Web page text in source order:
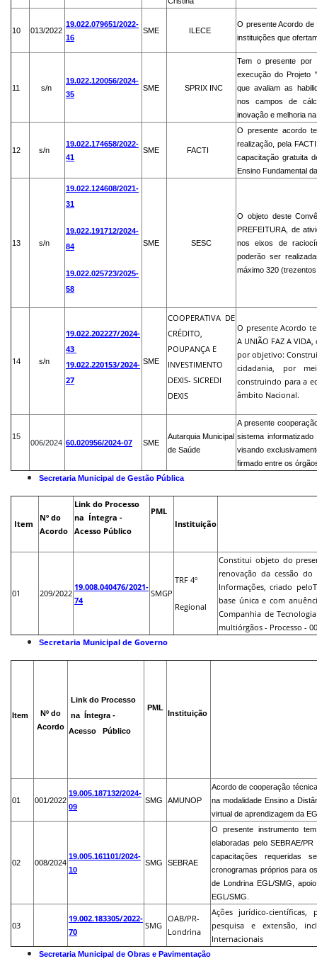
10 013/2022
19.022.079651/2022-
16
SME ILECE
O presente Acordo
instituições que
11 s/n
19.022.120056/2024-
35
SME SPRIX INC
Tem o presente por
execução do Projeto
que avaliam as
nos campos de
inovação e melhoria
12 s/n
19.022.174658/2022-
41
SME FACTI
O presente acordo
realização, pela
capacitação gratuita
Ensino Fundamental
13 s/n
19.022.124608/2021-
31
19.022.191712/2024-
84
19.022.025723/2025-
58
SME SESC
O objeto deste
PREFEITURA, de
nos eixos de
poderão ser
máximo 320
14 s/n
19.022.202227/2024-
43
19.022.220153/2024-
27
SME
COOPERATIVA DE
CRÉDITO,
POUPANÇA E
INVESTIMENTO
DEXIS- SICREDI
DEXIS
O presente Acordo
A UNIÃO FAZ A
por objetivo:
cidadania, por
construindo para a
âmbito Nacional.
15
006/2024 60.020956/2024-07 SME
Autarquia Municipal
de Saúde
A presente
sistema
visando
firmado entre os
Secretaria Municipal de Gestão Pública
Item
Nº do
Acordo
Link do Processo
na Íntegra -
Acesso Público
PML
Instituição
01 209/2022
19.008.040476/2021-
74
SMGP
TRF 4º
Regional
Constitui objeto do
renovação da cessão
Informações, criado
base única e com
Companhia de
multiórgãos - Processo -
Secretaria Municipal de Governo
Item
Nº do
Acordo
Link do Processo
na Íntegra -
Acesso Público
PML
Instituição
01 001/2022
19.005.187132/2024-
09
SMG AMUNOP
Acordo de cooperação
na modalidade Ensino a
virtual de aprendizagem da
02 008/2024
19.005.161101/2024-
10
SMG SEBRAE
O presente instrumento
elaboradas pelo SEBRAE/
capacitações requeridas
cronogramas próprios para
de Londrina EGL/SMG,
EGL/SMG.
03
19.002.183305/2022-
70
SMG
OAB/PR-
Londrina
Ações jurídico-
pesquisa e extensão,
Internacionais
Secretaria Municipal de Obras e Pavimentação